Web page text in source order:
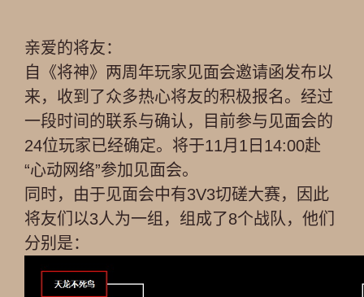
亲爱的将友：
自《将神》两周年玩家见面会邀请函发布以
来，收到了众多热心将友的积极报名。经过
一段时间的联系与确认，目前参与见面会的
24位玩家已经确定。将于11月1日14:00赴
“心动网络”参加见面会。
同时，由于见面会中有3V3切磋大赛，因此
将友们以3人为一组，组成了8个战队，他们
分别是：